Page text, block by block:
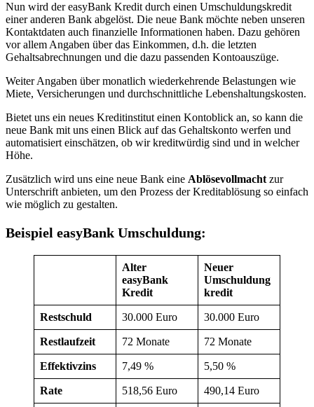
Nun wird der easyBank Kredit durch einen Umschuldungskredit
einer anderen Bank abgelöst. Die neue Bank möchte neben unseren
Kontaktdaten auch finanzielle Informationen haben. Dazu gehören
vor allem Angaben über das Einkommen, d.h. die letzten
Gehaltsabrechnungen und die dazu passenden Kontoauszüge.
Weiter Angaben über monatlich wiederkehrende Belastungen wie
Miete, Versicherungen und durchschnittliche Lebenshaltungskosten.
Bietet uns ein neues Kreditinstitut einen Kontoblick an, so kann die
neue Bank mit uns einen Blick auf das Gehaltskonto werfen und
automatisiert einschätzen, ob wir kreditwürdig sind und in welcher
Höhe.
Zusätzlich wird uns eine neue Bank eine Ablösevollmacht zur
Unterschrift anbieten, um den Prozess der Kreditablösung so einfach
wie möglich zu gestalten.
Beispiel easyBank Umschuldung:
Alter
easyBank
Kredit
Neuer
Umschuldung
kredit
Restschuld 30.000 Euro 30.000 Euro
Restlaufzeit 72 Monate 72 Monate
Effektivzins 7,49 % 5,50 %
Rate 518,56 Euro 490,14 Euro